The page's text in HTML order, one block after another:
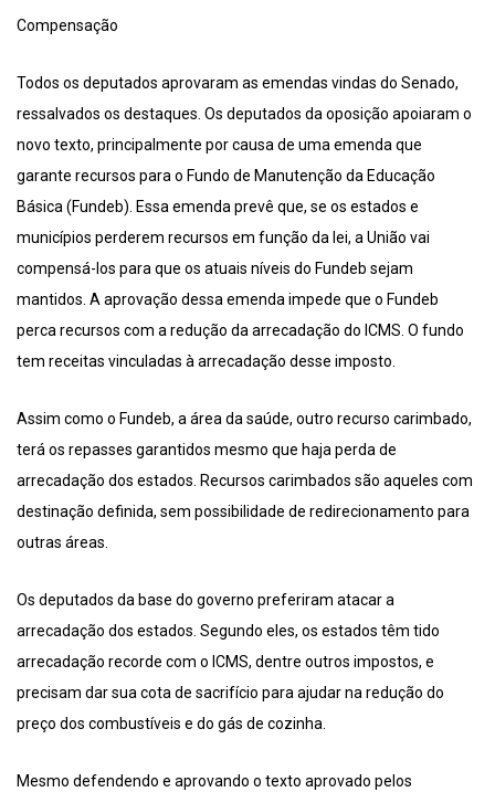
Compensação
Todos os deputados aprovaram as emendas vindas do Senado,
ressalvados os destaques. Os deputados da oposição apoiaram o
novo texto, principalmente por causa de uma emenda que
garante recursos para o Fundo de Manutenção da Educação
Básica (Fundeb). Essa emenda prevê que, se os estados e
municípios perderem recursos em função da lei, a União vai
compensá-los para que os atuais níveis do Fundeb sejam
mantidos. A aprovação dessa emenda impede que o Fundeb
perca recursos com a redução da arrecadação do ICMS. O fundo
tem receitas vinculadas à arrecadação desse imposto.
Assim como o Fundeb, a área da saúde, outro recurso carimbado,
terá os repasses garantidos mesmo que haja perda de
arrecadação dos estados. Recursos carimbados são aqueles com
destinação definida, sem possibilidade de redirecionamento para
outras áreas.
Os deputados da base do governo preferiram atacar a
arrecadação dos estados. Segundo eles, os estados têm tido
arrecadação recorde com o ICMS, dentre outros impostos, e
precisam dar sua cota de sacrifício para ajudar na redução do
preço dos combustíveis e do gás de cozinha.
Mesmo defendendo e aprovando o texto aprovado pelos